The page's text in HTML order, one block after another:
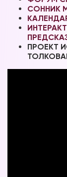
СОННИК
ПРОЕКТ